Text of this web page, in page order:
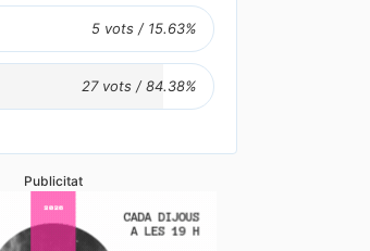
d’una esperada i intensa
no dona treva
Publicitat